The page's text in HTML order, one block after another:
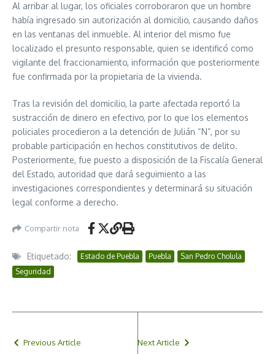
Al arribar al lugar, los oficiales corroboraron que un hombre
había ingresado sin autorización al domicilio, causando daños
en las ventanas del inmueble. Al interior del mismo fue
localizado el presunto responsable, quien se identificó como
vigilante del fraccionamiento, información que posteriormente
fue confirmada por la propietaria de la vivienda.
Tras la revisión del domicilio, la parte afectada reportó la
sustracción de dinero en efectivo, por lo que los elementos
policiales procedieron a la detención de Julián “N”, por su
probable participación en hechos constitutivos de delito.
Posteriormente, fue puesto a disposición de la Fiscalía General
del Estado, autoridad que dará seguimiento a las
investigaciones correspondientes y determinará su situación
legal conforme a derecho.
Compartir nota
Etiquetado: Estado de Puebla Puebla
San Pedro Cholula
Seguridad
Previous Article Next Article